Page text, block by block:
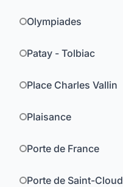
Olympiades
Patay - Tolbiac
Place Charles Vallin
Plaisance
Porte de France
Porte de Saint-Cloud